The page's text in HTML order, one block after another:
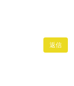
返信